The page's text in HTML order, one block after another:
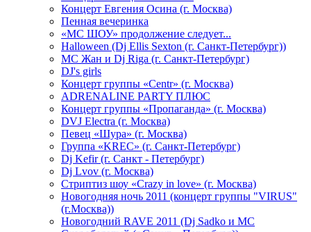
Концерт Евгения Осина (г. Москва)
Пенная вечеринка
«МС ШОУ» продолжение следует...
Halloween (Dj Ellis Sexton (г. Санкт-Петербург))
МС Жан и Dj Riga (г. Санкт-Петербург)
DJ's girls
Концерт группы «Centr» (г. Москва)
ADRENALINE PARTY ПЛЮС
Концерт группы «Пропаганда» (г. Москва)
DVJ Electra (г. Москва)
Певец «Шура» (г. Москва)
Группа «KREC» (г. Санкт-Петербург)
Dj Kefir (г. Санкт - Петербург)
Dj Lvov (г. Москва)
Стриптиз шоу «Crazy in love» (г. Москва)
Новогодняя ночь 2011 (концерт группы "VIRUS"
(г.Москва))
Новогодний RAVE 2011 (Dj Sadko и MC